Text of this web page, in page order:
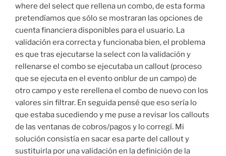
where del select que rellena un combo, de esta forma
pretendíamos que sólo se mostraran las opciones de
cuenta financiera disponibles para el usuario. La
validación era correcta y funcionaba bien, el problema
es que tras ejecutarse la select con la validación y
rellenarse el combo se ejecutaba un callout (proceso
que se ejecuta en el evento onblur de un campo) de
otro campo y este rerellena el combo de nuevo con los
valores sin filtrar. En seguida pensé que eso sería lo
que estaba sucediendo y me puse a revisar los callouts
de las ventanas de cobros/pagos y lo corregí. Mi
solución consistía en sacar esa parte del callout y
sustituirla por una validación en la definición de la